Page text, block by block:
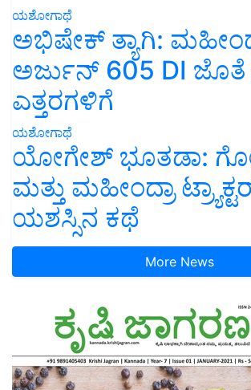
ಯಶೋಗಾಥೆ
ಅಭಿಷೇಕ್ ತ್ಯಾಗಿ:
ಅರ್ಜುನ್ 605 DI
ಎತ್ತರಗಳಿಗೆ
ಯಶೋಗಾಥೆ
ಯೋಗೇಶ್ ಭೂತಡಾ:
ಮತ್ತು ಮಹೀಂದ್ರಾ
ಯಶಸ್ಸಿನ ಕಥೆ
More News